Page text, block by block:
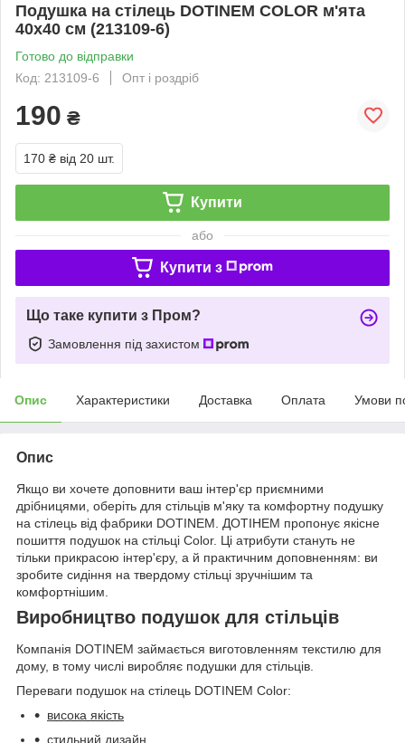
Подушка на стілець DOTINEM COLOR м'ята
40x40 см (213109-6)
Готово до відправки
Код: 213109-6
Опт і роздріб
190 ₴
170 ₴ від 20 шт.
Купити
або
Купити з
Що таке купити з Пром?
Замовлення під захистом
Опис Характеристики Доставка Оплата Умови
Опис
Якщо ви хочете доповнити ваш інтер'єр приємними
дрібницями, оберіть для стільців м'яку та комфортну подушку
на стілець від фабрики DOTINEM. ДОТІНЕМ пропонує якісне
пошиття подушок на стільці Color. Ці атрибути стануть не
тільки прикрасою інтер'єру, а й практичним доповненням: ви
зробите сидіння на твердому стільці зручнішим та
комфортнішим.
Виробництво подушок для стільців
Компанія DOTINEM займається виготовленням текстилю для
дому, в тому числі виробляє подушки для стільців.
Переваги подушок на стілець DOTINEM Color:
висока якість
стильний дизайн